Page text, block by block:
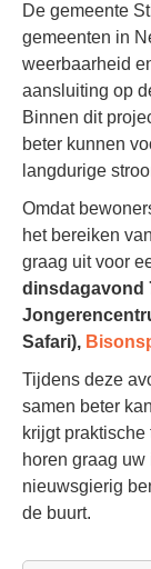
De gemeente
gemeenten in
weerbaarheid
aansluiting op
Binnen dit
beter kunnen
langdurige
Omdat
het bereiken
graag uit voor
dinsdagavond
Safari),
Tijdens deze
samen beter
krijgt
horen graag
nieuwsgierig
de buurt.